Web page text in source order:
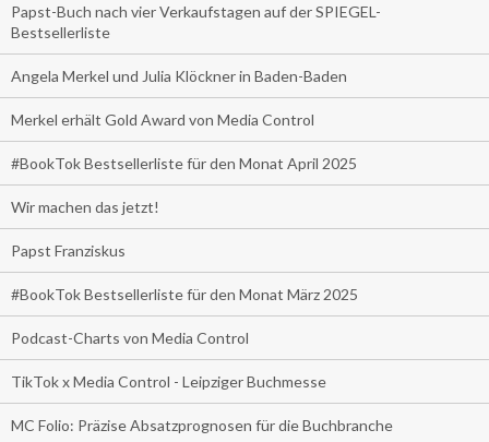
Papst-Buch nach vier Verkaufstagen auf der SPIEGEL-
Bestsellerliste
Angela Merkel und Julia Klöckner in Baden-Baden
Merkel erhält Gold Award von Media Control
#BookTok Bestsellerliste für den Monat April 2025
Wir machen das jetzt!
Papst Franziskus
#BookTok Bestsellerliste für den Monat März 2025
Podcast-Charts von Media Control
TikTok x Media Control - Leipziger Buchmesse
MC Folio: Präzise Absatzprognosen für die Buchbranche